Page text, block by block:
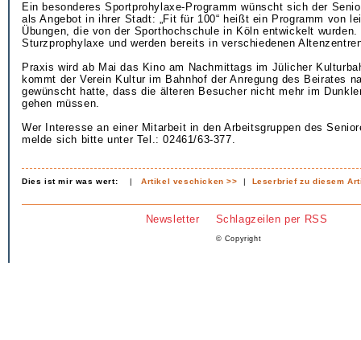
Ein besonderes Sportprohylaxe-Programm wünscht sich der
als Angebot in ihrer Stadt: „Fit für 100“ heißt ein Programm von
Übungen, die von der Sporthochschule in Köln entwickelt
Sturzprophylaxe und werden bereits in verschiedenen
Praxis wird ab Mai das Kino am Nachmittags im Jülicher
kommt der Verein Kultur im Bahnhof der Anregung des Beirates
gewünscht hatte, dass die älteren Besucher nicht mehr im
gehen müssen.
Wer Interesse an einer Mitarbeit in den Arbeitsgruppen des
melde sich bitte unter Tel.: 02461/63-377.
Dies ist mir was wert: |Artikel veschicken >> | Leserbrief zu diesem
Newsletter Schlagzeilen per RSS
© Copyright